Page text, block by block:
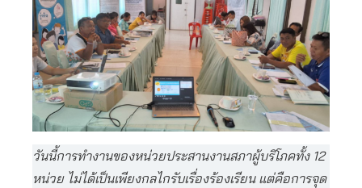
วันนี้การทำงานของหน่วยประสานงานสภาผู้บริโภคทั้ง 12
หน่วย ไม่ได้เป็นเพียงกลไกรับเรื่องร้องเรียน แต่คือการจุด